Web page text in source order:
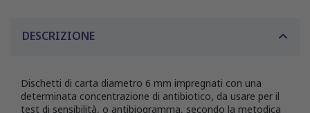
DESCRIZIONE
Dischetti di carta diametro 6 mm impregnati con una
determinata concentrazione di antibiotico, da usare per il
test di sensibilità, o antibiogramma, secondo la metodica